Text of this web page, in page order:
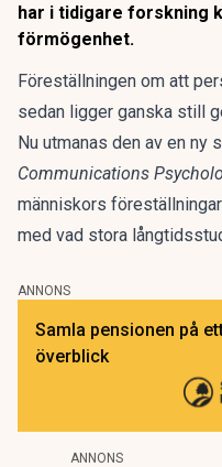
har i tidigare forskning
förmögenhet.
Föreställningen om att
sedan ligger ganska still
Nu utmanas den av en ny
Communications
människors
med vad stora
ANNONS
Samla pensionen på
överblick
ANNONS